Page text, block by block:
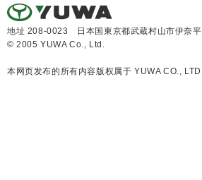
地址 208-0023 日本国東京都武蔵村山市伊奈
© 2005 YUWA Co., Ltd.
本网页发布的所有内容版权属于 YUWA CO.,